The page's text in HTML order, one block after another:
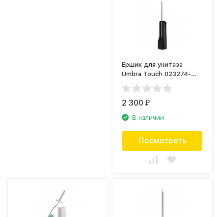
Ершик для унитаза
Umbra Touch 023274-
040
2 300₽
В наличии
Посмотреть